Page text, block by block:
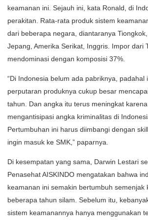
keamanan ini. Sejauh ini, kata Ronald, di
perakitan. Rata-rata produk sistem
dari beberapa negara, diantaranya Tiongkok,
Jepang, Amerika Serikat, Inggris. Impor dari
mendominasi dengan komposisi 37%.
“Di Indonesia belum ada pabriknya, padahal
perputaran produknya cukup besar
tahun. Dan angka itu terus meningkat
mengantisipasi angka kriminalitas di
Pertumbuhan ini harus diimbangi dengan
ingin masuk ke SMK,” paparnya.
Di kesempatan yang sama, Darwin Lestari
Penasehat AISKINDO mengatakan bahwa
keamanan ini semakin bertumbuh semenjak
beberapa tahun silam. Sebelum itu,
sistem keamanannya hanya menggunakan